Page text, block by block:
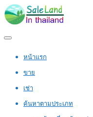
หน้าแรก
ขาย
เช่า
ค้นหาตามประเภท